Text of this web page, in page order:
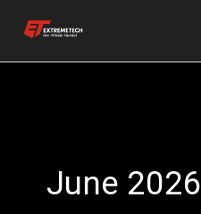
content
June 2026